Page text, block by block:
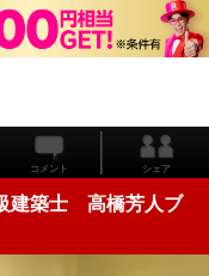
コメント シェア
築士 高橋芳人ブ